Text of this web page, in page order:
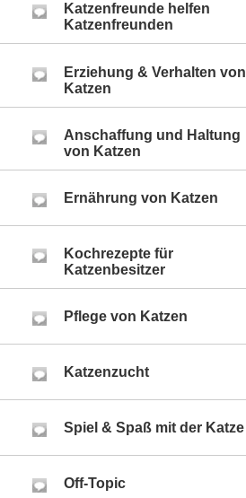
Katzenfreunde helfen
Katzenfreunden
Erziehung & Verhalten von
Katzen
Anschaffung und Haltung
von Katzen
Ernährung von Katzen
Kochrezepte für
Katzenbesitzer
Pflege von Katzen
Katzenzucht
Spiel & Spaß mit der Katze
Off-Topic